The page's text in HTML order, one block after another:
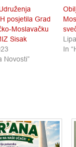
posjetila Grad
Moslavačku
Sisak
Novosti”
In